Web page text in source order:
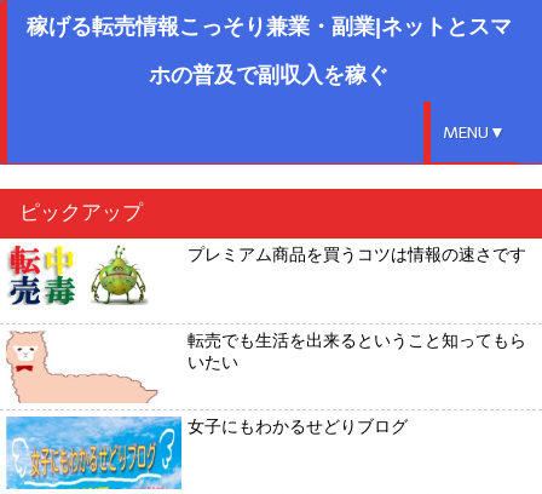
稼げる転売情報こっそり兼業・副業|ネットとスマ
ホの普及で副収入を稼ぐ
MENU▼
ピックアップ
プレミアム商品を買うコツは情報の速さです
転売でも生活を出来るということ知ってもら
いたい
女子にもわかるせどりブログ